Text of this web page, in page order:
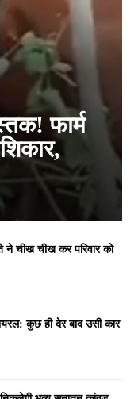
फार्म
ने चीख चीख कर परिवार को
कुछ ही देर बाद उसी कार